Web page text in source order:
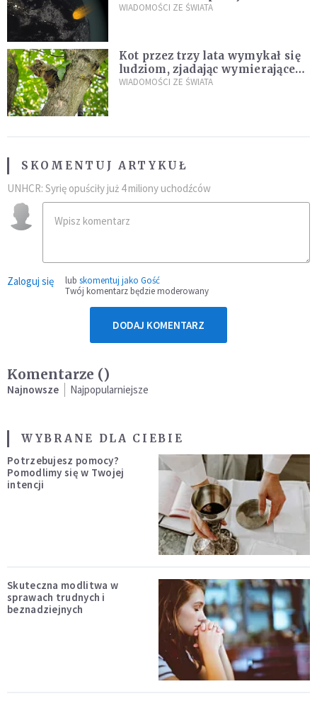
zagrożenia
WIADOMOŚCI ZE ŚWIATA
Kot przez trzy lata wymykał się
ludziom, zjadając wymierające
kaczki. W końcu popełnił
WIADOMOŚCI ZE ŚWIATA
SKOMENTUJ ARTYKUŁ
UNHCR: Syrię opuściły już 4 miliony uchodźców
Zaloguj się lub skomentuj jako Gość
Twój komentarz będzie moderowany
DODAJ KOMENTARZ
Komentarze ()
Najnowsze Najpopularniejsze
WYBRANE DLA CIEBIE
Potrzebujesz pomocy?
Pomodlimy się w Twojej
intencji
Skuteczna modlitwa w
sprawach trudnych i
beznadziejnych